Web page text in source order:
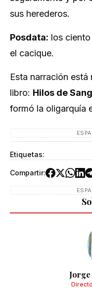
sus herederos.
Posdata: los
el cacique.
Esta narración está
libro: Hilos de
formó la oligarquía
Etiquetas:
Compartir: